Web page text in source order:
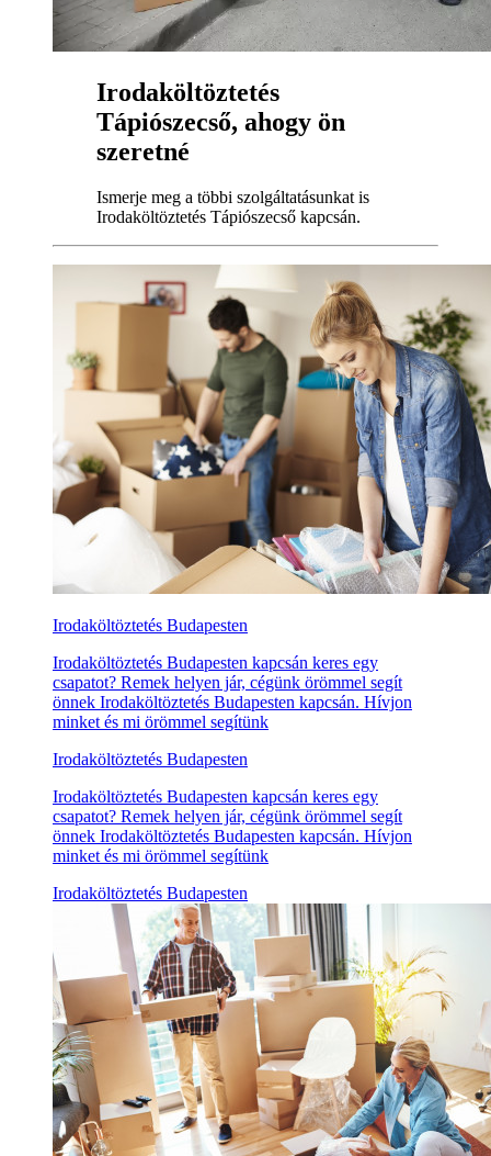
Irodaköltöztetés
Tápiószecső, ahogy ön
szeretné
Ismerje meg a többi szolgáltatásunkat is
Irodaköltöztetés Tápiószecső kapcsán.
Irodaköltöztetés Budapesten
Irodaköltöztetés Budapesten kapcsán keres egy
csapatot? Remek helyen jár, cégünk örömmel segít
önnek Irodaköltöztetés Budapesten kapcsán. Hívjon
minket és mi örömmel segítünk
Irodaköltöztetés Budapesten
Irodaköltöztetés Budapesten kapcsán keres egy
csapatot? Remek helyen jár, cégünk örömmel segít
önnek Irodaköltöztetés Budapesten kapcsán. Hívjon
minket és mi örömmel segítünk
Irodaköltöztetés Budapesten